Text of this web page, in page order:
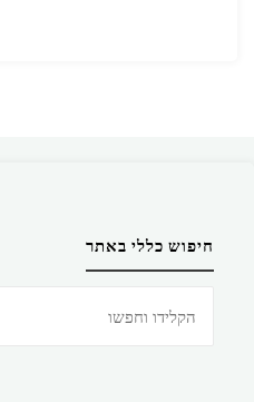
חיפוש כללי באתר